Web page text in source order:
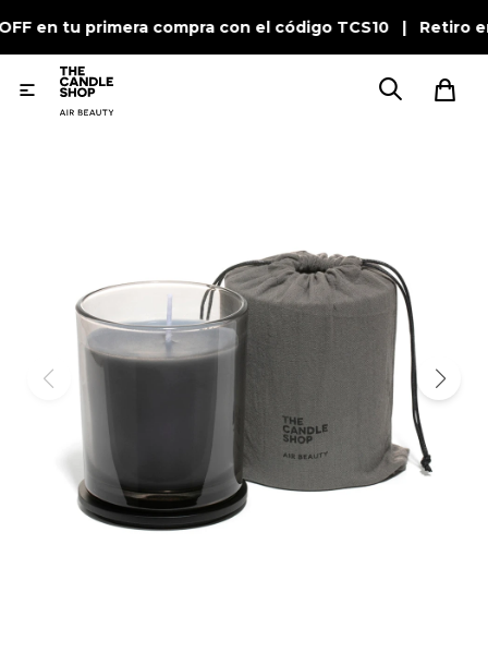
en tu primera compra con el código TCS10 | Retiro
